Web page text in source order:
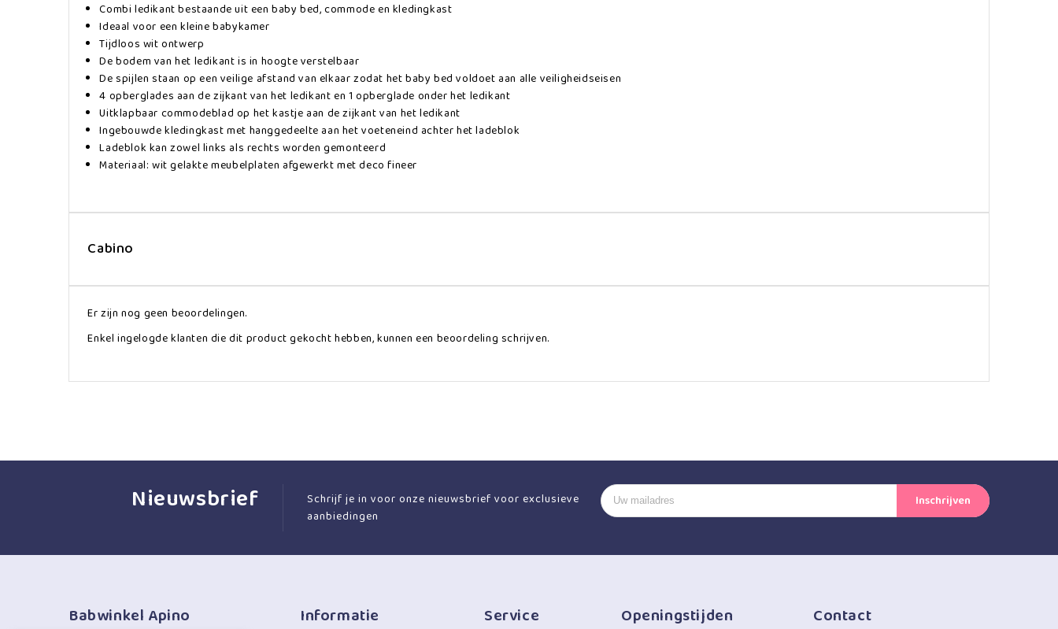
Combi ledikant bestaande uit een baby bed, commode en kledingkast
Ideaal voor een kleine babykamer
Tijdloos wit ontwerp
De bodem van het ledikant is in hoogte verstelbaar
De spijlen staan op een veilige afstand van elkaar zodat het baby bed voldoet aan alle veiligheidseisen
4 opberglades aan de zijkant van het ledikant en 1 opberglade onder het ledikant
Uitklapbaar commodeblad op het kastje aan de zijkant van het ledikant
Ingebouwde kledingkast met hanggedeelte aan het voeteneind achter het ladeblok
Ladeblok kan zowel links als rechts worden gemonteerd
Materiaal: wit gelakte meubelplaten afgewerkt met deco fineer
Cabino
Er zijn nog geen beoordelingen.
Enkel ingelogde klanten die dit product gekocht hebben, kunnen een beoordeling schrijven.
Nieuwsbrief
Schrijf je in voor onze nieuwsbrief voor exclusieve
aanbiedingen
Babwinkel Apino Informatie Service Openingstijden Contact